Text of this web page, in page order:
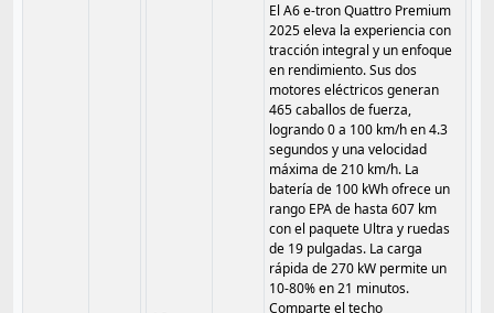
El A6 e-tron Quattro Premium
2025 eleva la experiencia con
tracción integral y un enfoque
en rendimiento. Sus dos
motores eléctricos generan
465 caballos de fuerza,
logrando 0 a 100 km/h en 4.3
segundos y una velocidad
máxima de 210 km/h. La
batería de 100 kWh ofrece un
rango EPA de hasta 607 km
con el paquete Ultra y ruedas
de 19 pulgadas. La carga
rápida de 270 kW permite un
10-80% en 21 minutos.
Comparte el techo